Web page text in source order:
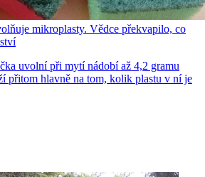
mikroplasty. Vědce překvapilo, co
uvolní při mytí nádobí až 4,2 gramu
přitom hlavně na tom, kolik plastu v ní je